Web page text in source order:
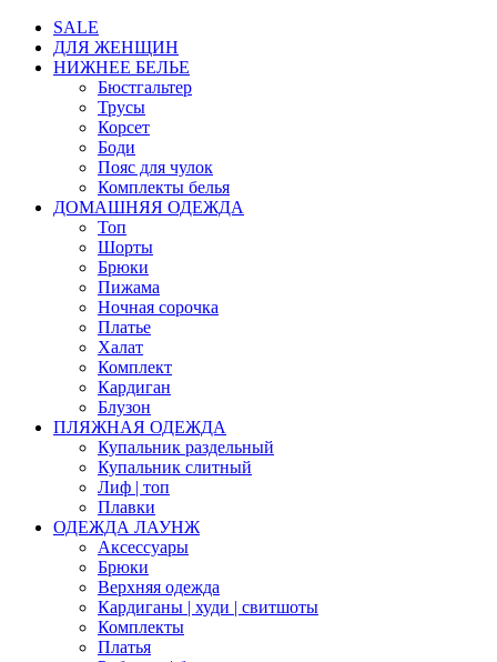
SALE
ДЛЯ ЖЕНЩИН
НИЖНЕЕ БЕЛЬЕ
Бюстгальтер
Трусы
Корсет
Боди
Пояс для чулок
Комплекты белья
ДОМАШНЯЯ ОДЕЖДА
Топ
Шорты
Брюки
Пижама
Ночная сорочка
Платье
Халат
Комплект
Кардиган
Блузон
ПЛЯЖНАЯ ОДЕЖДА
Купальник раздельный
Купальник слитный
Лиф | топ
Плавки
ОДЕЖДА ЛАУНЖ
Аксессуары
Брюки
Верхняя одежда
Кардиганы | худи | свитшоты
Комплекты
Платья